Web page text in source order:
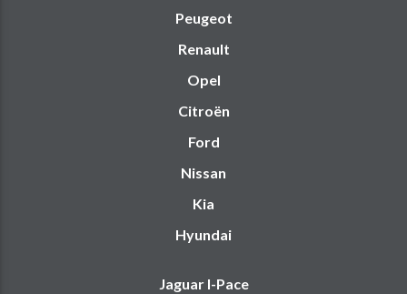
Peugeot
Renault
Opel
Citroën
Ford
Nissan
Kia
Hyundai
Jaguar I-Pace